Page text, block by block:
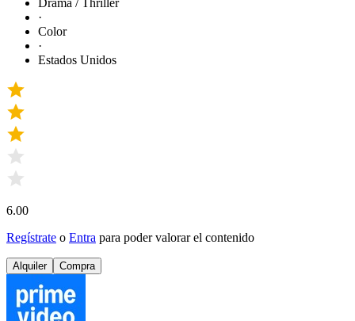
·
Color
·
Estados Unidos
6.00
Regístrate o Entra para poder valorar el contenido
Alquiler Compra